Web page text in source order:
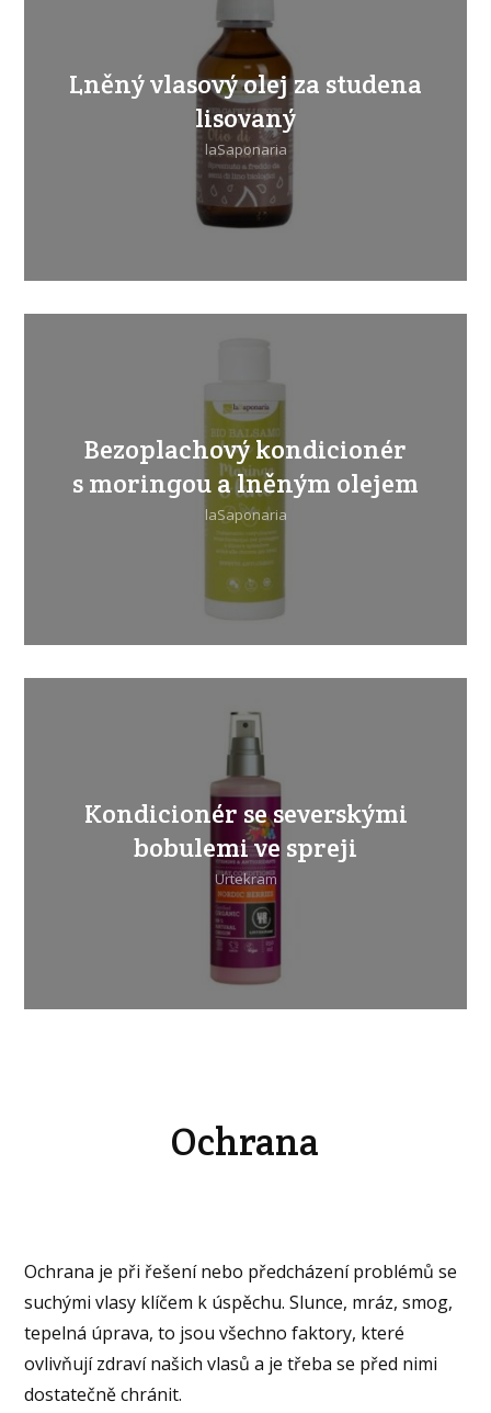
Lněný vlasový olej za studena
lisovaný
laSaponaria
Bezoplachový kondicionér
s moringou a lněným olejem
laSaponaria
Kondicionér se severskými
bobulemi ve spreji
Urtekram
Ochrana
Ochrana je při řešení nebo předcházení problémů se
suchými vlasy klíčem k úspěchu. Slunce, mráz, smog,
tepelná úprava, to jsou všechno faktory, které
ovlivňují zdraví našich vlasů a je třeba se před nimi
dostatečně chránit.